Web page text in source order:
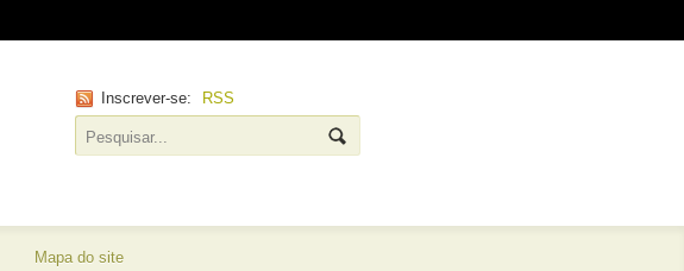
Inscrever-se: RSS
Mapa do site